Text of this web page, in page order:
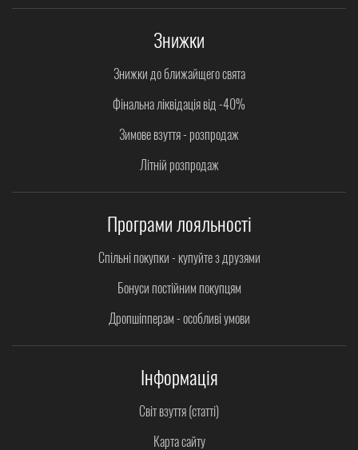
Знижки
Знижки до ближайщего свята
Фінальна ліквідація від -40%
Зимове взуття - розпродаж
Літній розпродаж
Програми лояльності
Спільні покупки - купуйте з друзями
Бонуси постійним покупцям
Дропшіпперам - особливі умови
Інформація
Світ взуття (статті)
Карта сайту